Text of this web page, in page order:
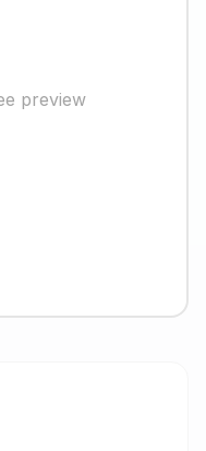
preview